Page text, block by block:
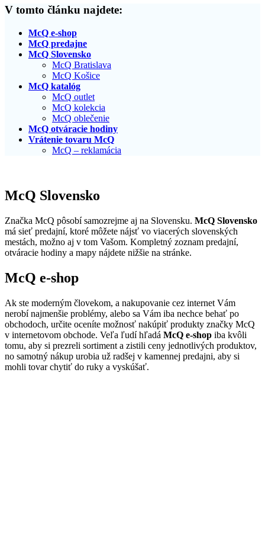
V tomto článku najdete:
McQ e-shop
McQ predajne
McQ Slovensko
McQ Bratislava
McQ Košice
McQ katalóg
McQ outlet
McQ kolekcia
McQ oblečenie
McQ otváracie hodiny
Vrátenie tovaru McQ
McQ – reklamácia
McQ Slovensko
Značka McQ pôsobí samozrejme aj na Slovensku. McQ Slovensko
má sieť predajní, ktoré môžete nájsť vo viacerých slovenských
mestách, možno aj v tom Vašom. Kompletný zoznam predajní,
otváracie hodiny a mapy nájdete nižšie na stránke.
McQ e-shop
Ak ste moderným človekom, a nakupovanie cez internet Vám
nerobí najmenšie problémy, alebo sa Vám iba nechce behať po
obchodoch, určite oceníte možnosť nakúpiť produkty značky McQ
v internetovom obchode. Veľa ľudí hľadá McQ e-shop iba kvôli
tomu, aby si prezreli sortiment a zistili ceny jednotlivých produktov,
no samotný nákup urobia už radšej v kamennej predajni, aby si
mohli tovar chytiť do ruky a vyskúšať.